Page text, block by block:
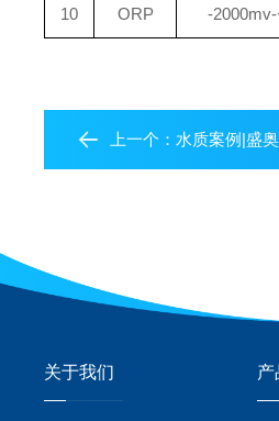
10 ORP -
上一个： 水质案例|盛
关于我们 产